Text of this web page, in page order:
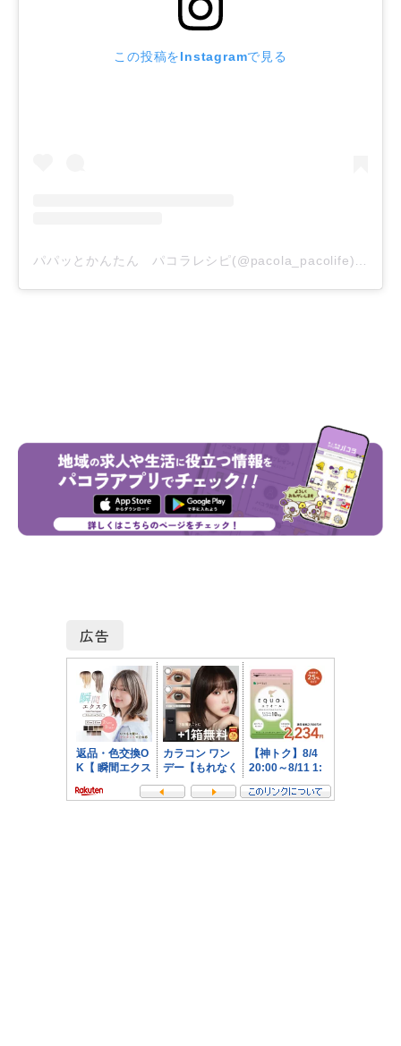
この投稿をInstagramで見る
広告